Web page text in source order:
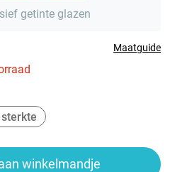
getinte glazen
Maatguide
winkelmandje